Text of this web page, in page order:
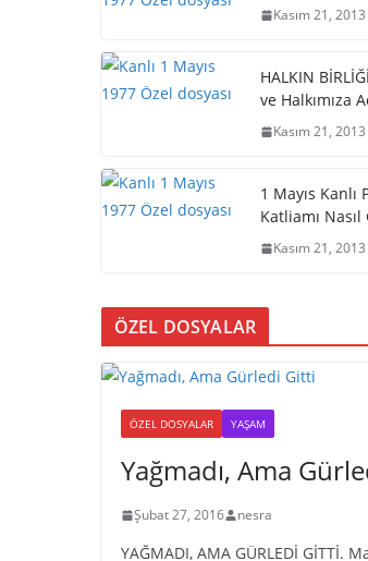
Kasım 21, 2013
HALKIN
ve Halkımıza
Kasım 21, 2013
1 Mayıs Kanlı
Katliamı Nasıl
Kasım 21, 2013
ÖZEL DOSYALAR
ÖZEL DOSYALAR YAŞAM
Yağmadı, Ama
Şubat 27, 2016 nesra
YAĞMADI, AMA GÜRLEDİ GİTTİ.